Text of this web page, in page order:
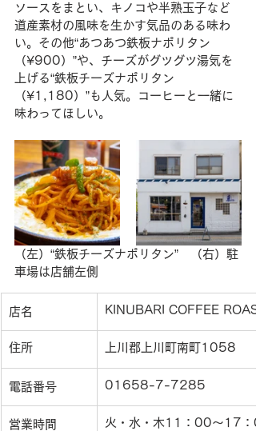
ソースをまとい、キノコや半熟玉子など
道産素材の風味を生かす気品のある味わ
い。その他“あつあつ鉄板ナポリタン
（¥900）”や、チーズがグツグツ湯気を
上げる“鉄板チーズナポリタン
（¥1,180）”も人気。コーヒーと一緒に
味わってほしい。
（左）“鉄板チーズナポリタン”　（右）駐
車場は店舗左側
店名 KINUBARI COFFEE
住所 上川郡上川町南町1058
電話番号 01658-7-7285
営業時間 火・水・木11：00〜17